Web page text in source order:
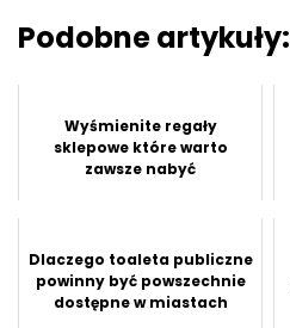
Podobne artykuły:
Wyśmienite regały
sklepowe które warto
zawsze nabyć
Dlaczego toaleta publiczne
powinny być powszechnie
dostępne w miastach